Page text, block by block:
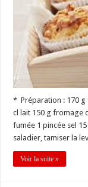
* Préparation : 170 g
cl lait 150 g fromage
fumée 1 pincée sel
saladier, tamiser la
Voir la suite »